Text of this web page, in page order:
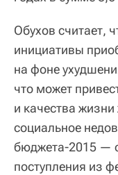
Обухов считает,
инициативы
на фоне
что может
и качества
социальное
бюджета-2015 —
поступления из